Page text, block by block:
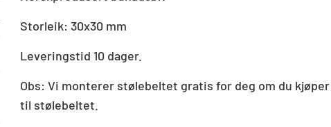
Storleik: 30x30 mm
Leveringstid 10 dager.
Obs: Vi monterer stølebeltet gratis for deg om du
til stølebeltet.